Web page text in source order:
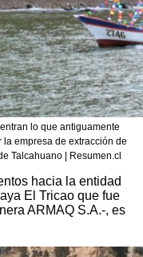
lo que antiguamente
empresa de extracción de
Talcahuano | Resumen.cl
hacia la entidad
El Tricao que fue
ARMAQ S.A.-, es